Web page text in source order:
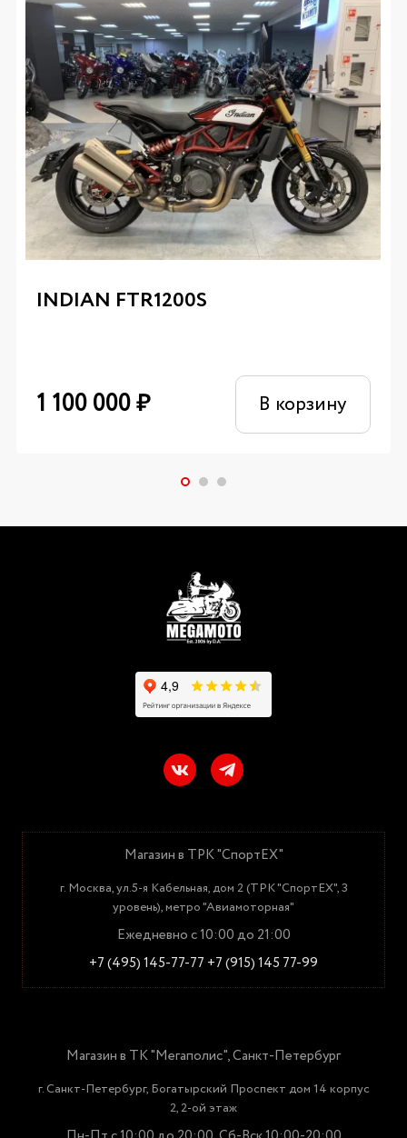
INDIAN FTR1200S
1 100 000₽ В корзину
Магазин в ТРК "СпортЕХ"
г. Москва, ул.5-я Кабельная, дом 2 (ТРК "СпортЕХ", 3
уровень), метро "Авиамоторная"
Ежедневно с 10:00 до 21:00
+7 (495) 145-77-77 +7 (915) 145 77-99
Магазин в ТК "Мегаполис", Санкт-Петербург
г. Санкт-Петербург, Богатырский Проспект дом 14 корпус
2, 2-ой этаж